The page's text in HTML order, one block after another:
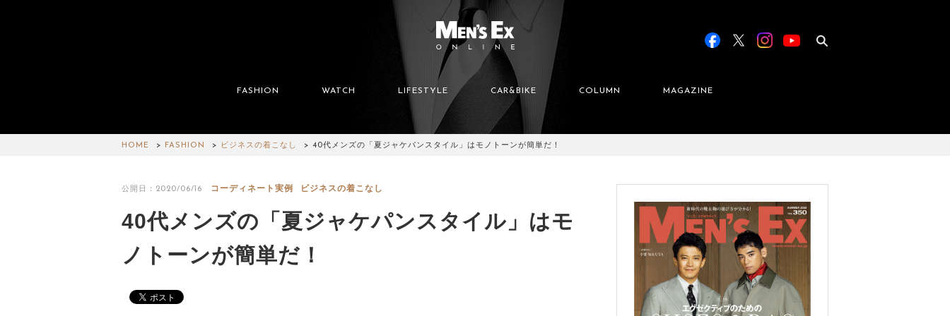
FASHION WATCH LIFESTYLE CAR&BIKE COLUMN MAGAZINE
HOME FASHION ビジネスの着こなし 40代メンズの「夏ジャケパンスタイル」はモノトーンが簡単だ！
公開日：2020/06/16 コーディネート実例 ビジネスの着こなし
40代メンズの「夏ジャケパンスタイル」はモ
ノトーンが簡単だ！